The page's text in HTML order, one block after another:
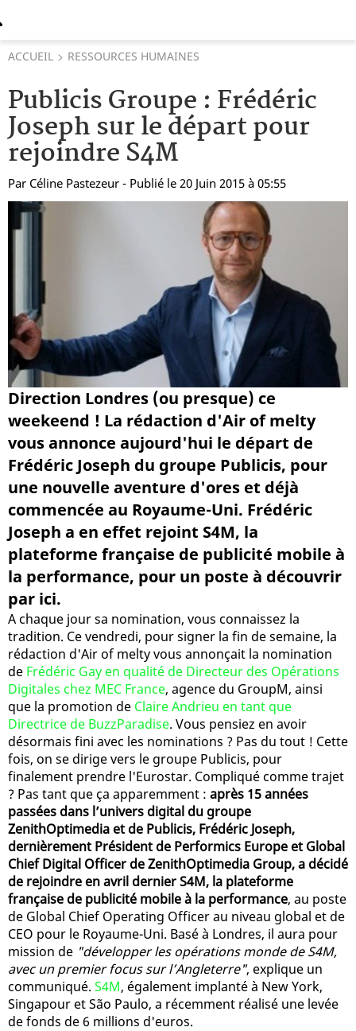
ACCUEIL RESSOURCES HUMAINES
Publicis Groupe : Frédéric
Joseph sur le départ pour
rejoindre S4M
Par Céline Pastezeur - Publié le 20 Juin 2015 à 05:55
Direction Londres (ou presque) ce
weekeend ! La rédaction d'Air of melty
vous annonce aujourd'hui le départ de
Frédéric Joseph du groupe Publicis, pour
une nouvelle aventure d'ores et déjà
commencée au Royaume-Uni. Frédéric
Joseph a en effet rejoint S4M, la
plateforme française de publicité mobile à
la performance, pour un poste à découvrir
par ici.
A chaque jour sa nomination, vous connaissez la
tradition. Ce vendredi, pour signer la fin de semaine, la
rédaction d'Air of melty vous annonçait la nomination
de Frédéric Gay en qualité de Directeur des Opérations
Digitales chez MEC France, agence du GroupM, ainsi
que la promotion de Claire Andrieu en tant que
Directrice de BuzzParadise. Vous pensiez en avoir
désormais fini avec les nominations ? Pas du tout ! Cette
fois, on se dirige vers le groupe Publicis, pour
finalement prendre l'Eurostar. Compliqué comme trajet
? Pas tant que ça apparemment : après 15 années
passées dans l’univers digital du groupe
ZenithOptimedia et de Publicis, Frédéric Joseph,
dernièrement Président de Performics Europe et Global
Chief Digital Officer de ZenithOptimedia Group, a décidé
de rejoindre en avril dernier S4M, la plateforme
française de publicité mobile à la performance, au poste
de Global Chief Operating Officer au niveau global et de
CEO pour le Royaume-Uni. Basé à Londres, il aura pour
mission de "développer les opérations monde de S4M,
avec un premier focus sur l’Angleterre", explique un
communiqué. S4M, également implanté à New York,
Singapour et São Paulo, a récemment réalisé une levée
de fonds de 6 millions d'euros.